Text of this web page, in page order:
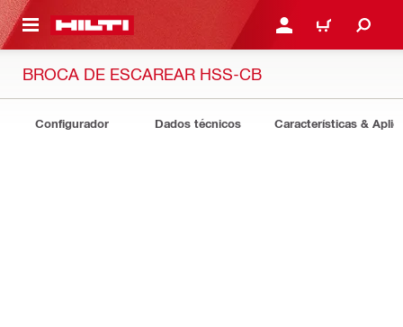
CONTENT ENTRAR OU REGISTAR
CARRINHO
BROCA DE ESCAREAR HSS-CB
Configurador Dados técnicos Características &